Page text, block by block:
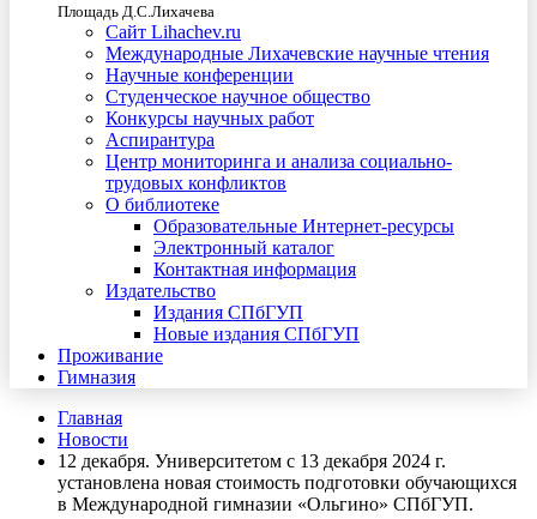
Площадь Д.С.Лихачева
Сайт Lihachev.ru
Международные Лихачевские научные чтения
Научные конференции
Студенческое научное общество
Конкурсы научных работ
Аспирантура
Центр мониторинга и анализа социально-
трудовых конфликтов
О библиотеке
Образовательные Интернет-ресурсы
Электронный каталог
Контактная информация
Издательство
Издания СПбГУП
Новые издания СПбГУП
Проживание
Гимназия
Главная
Новости
12 декабря. Университетом с 13 декабря 2024 г.
установлена новая стоимость подготовки обучающихся
в Международной гимназии «Ольгино» СПбГУП.